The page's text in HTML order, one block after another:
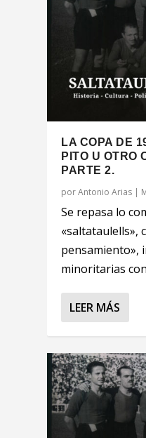
LA COPA DE
PITO U OTRO
PARTE 2.
porAntonio Arias |
Se repasa lo
«saltataulells»,
pensamiento»,
minoritarias
LEER MÁS